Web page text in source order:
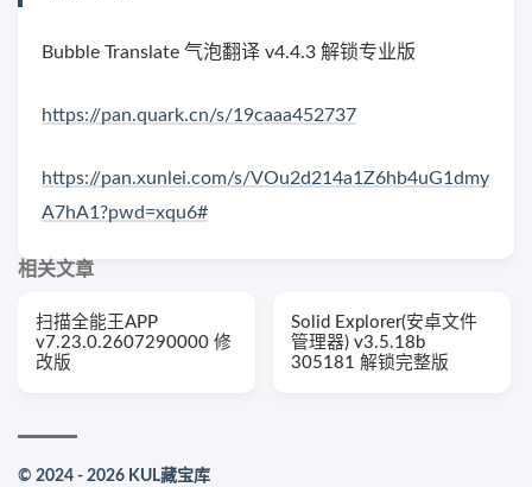
Bubble Translate 气泡翻译 v4.4.3 解锁专业版
https://pan.quark.cn/s/19caaa452737
https://pan.xunlei.com/s/VOu2d214a1Z6hb4uG1dmy
A7hA1?pwd=xqu6#
相关文章
扫描全能王APP
v7.23.0.2607290000 修
改版
Solid Explorer(安卓文件
管理器) v3.5.18b
305181 解锁完整版
© 2024 - 2026 KUL藏宝库